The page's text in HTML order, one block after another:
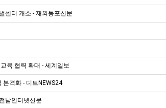
센터 개소 - 재외동포신문
육 협력 확대 - 세계일보
본격화 - 디트NEWS24
남인터넷신문